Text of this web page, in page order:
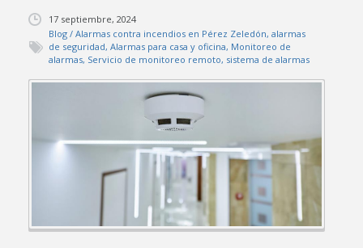
17 septiembre, 2024
Blog /Alarmas contra incendios en Pérez Zeledón,alarmas
de seguridad,Alarmas para casa y oficina, Monitoreo de
alarmas, Servicio de monitoreo remoto, sistema de alarmas